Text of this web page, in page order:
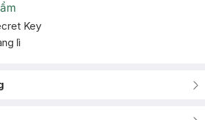
Key
lì